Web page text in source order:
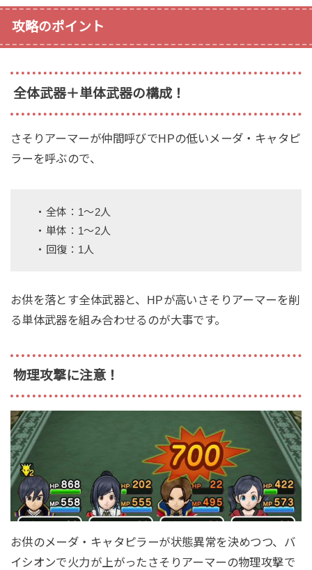
攻略のポイント
全体武器＋単体武器の構成！
さそりアーマーが仲間呼びでHPの低いメーダ・キャタピ
ラーを呼ぶので、
・全体：1〜2人
・単体：1〜2人
・回復：1人
お供を落とす全体武器と、HPが高いさそりアーマーを削
る単体武器を組み合わせるのが大事です。
物理攻撃に注意！
お供のメーダ・キャタピラーが状態異常を決めつつ、バ
イシオンで火力が上がったさそりアーマーの物理攻撃で